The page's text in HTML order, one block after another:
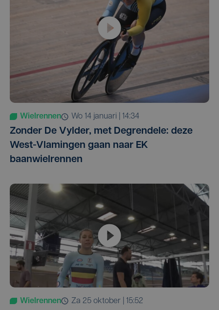
Wielrennen wo 14 januari | 14:34
Zonder De Vylder, met Degrendele: deze
West-Vlamingen gaan naar EK
baanwielrennen
Wielrennen za 25 oktober | 15:52